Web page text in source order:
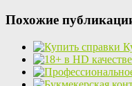
Похожие